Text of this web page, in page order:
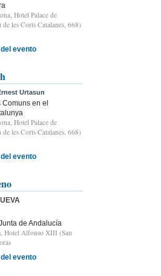
Hotel Palace de
les Corts Catalanes, 668)
evento
Urtasun
en el
Hotel Palace de
les Corts Catalanes, 668)
evento
de Andalucía
Hotel Alfonso XIII (San
evento